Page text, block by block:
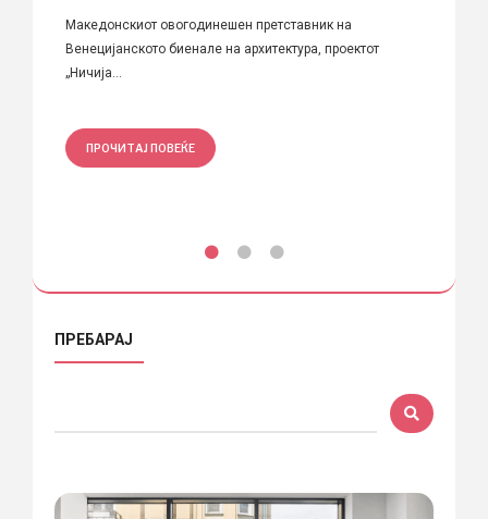
Македонскиот овогодинешен претставник на
Венецијанското биенале на архитектура, проектот
„Ничија...
ПРОЧИТАЈ ПОВЕЌЕ
ПРЕБАРАЈ